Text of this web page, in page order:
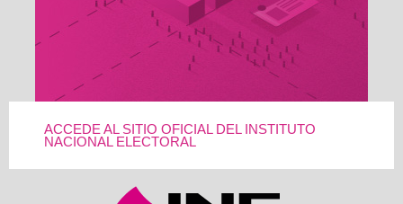
ACCEDE AL SITIO OFICIAL DEL INSTITUTO
NACIONAL ELECTORAL